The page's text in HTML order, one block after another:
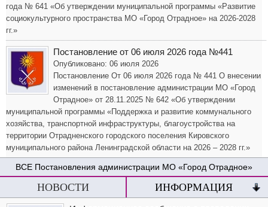
года № 641 «Об утверждении муниципальной программы «Развитие
социокультурного пространства МО «Город Отрадное» на 2026-2028
гг.»
Постановление от 06 июля 2026 года №441
Опубликовано: 06 июля 2026
Постановление От 06 июля 2026 года № 441 О внесении
изменений в постановление администрации МО «Город
Отрадное» от 28.11.2025 № 642 «Об утверждении
муниципальной программы «Поддержка и развитие коммунального
хозяйства, транспортной инфраструктуры, благоустройства на
территории Отрадненского городского поселения Кировского
муниципального района Ленинградской области на 2026 – 2028 гг.»
Постановления администрации МО «Город Отрадное»
НОВОСТИ ИНФОРМАЦИЯ